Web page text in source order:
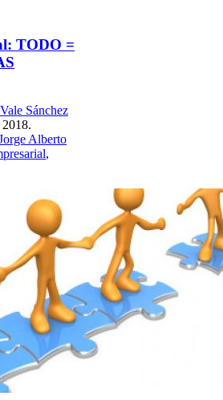
TODO =
Sánchez
Alberto
,